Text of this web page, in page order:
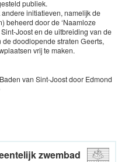
publiek.
initiatieven, namelijk de
beheerd door de ‘Naamloze
Joost en de uitbreiding van de
doodlopende straten Geerts,
vrij te maken.
van Sint-Joost door Edmond
zwembad